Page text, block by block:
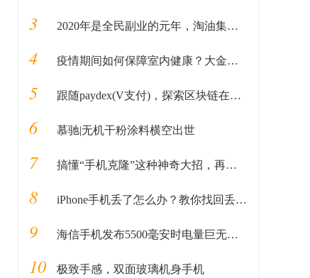
3 2020年是全民副业的元年，淘油集领跑
4 疫情期间如何保障室内健康？大金空调告诉你
5 跟随paydex(V支付)，探索区块链在新时期贸易金融业务中的应用
6 慕驰|无机干粉涂料横空出世
7 搞懂“手机克隆”这种神奇大招，再也不怕换手机带来的数据丢失
8 iPhone手机丢了怎么办？教你找回丢失的手机！
9 海信手机发布5500毫安时电量巨无霸 4月3日峨眉山揭秘
10 极致手感，双面玻璃机身手机